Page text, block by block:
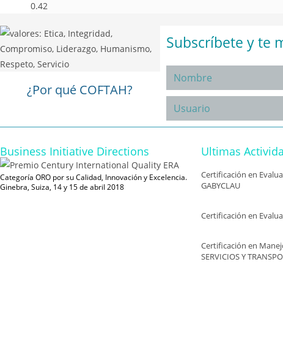
¿Por qué COFTAH?
Subscríbete y te
Business Initiative Directions
Categoría ORO por su Calidad, Innovación y Excelencia.
Ginebra, Suiza, 14 y 15 de abril 2018
Ultimas
Certificación en
GABYCLAU
Certificación en
Certificación en
SERVICIOS Y